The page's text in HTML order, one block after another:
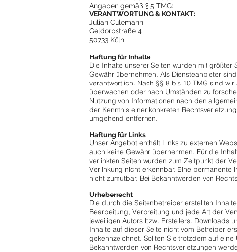
Angaben gemäß § 5 TMG:
VERANTWORTUNG & KONTAKT:
Julian Culemann
Geldorpstraße 4
50733 Köln
Haftung für Inhalte
Die Inhalte unserer Seiten wurden mit
Gewähr übernehmen. Als Diensteanbieter
verantwortlich. Nach §§ 8 bis 10 TMG sind
überwachen oder nach Umständen zu
Nutzung von Informationen nach den
der Kenntnis einer konkreten
umgehend entfernen.
Haftung für Links
Unser Angebot enthält Links zu externen
auch keine Gewähr übernehmen. Für die
verlinkten Seiten wurden zum Zeitpunkt der
Verlinkung nicht erkennbar. Eine permanente
nicht zumutbar. Bei Bekanntwerden von
Urheberrecht
Die durch die Seitenbetreiber erstellten
Bearbeitung, Verbreitung und jede Art der
jeweiligen Autors bzw. Erstellers. Downloads
Inhalte auf dieser Seite nicht vom Betreiber
gekennzeichnet. Sollten Sie trotzdem auf
Bekanntwerden von Rechtsverletzungen